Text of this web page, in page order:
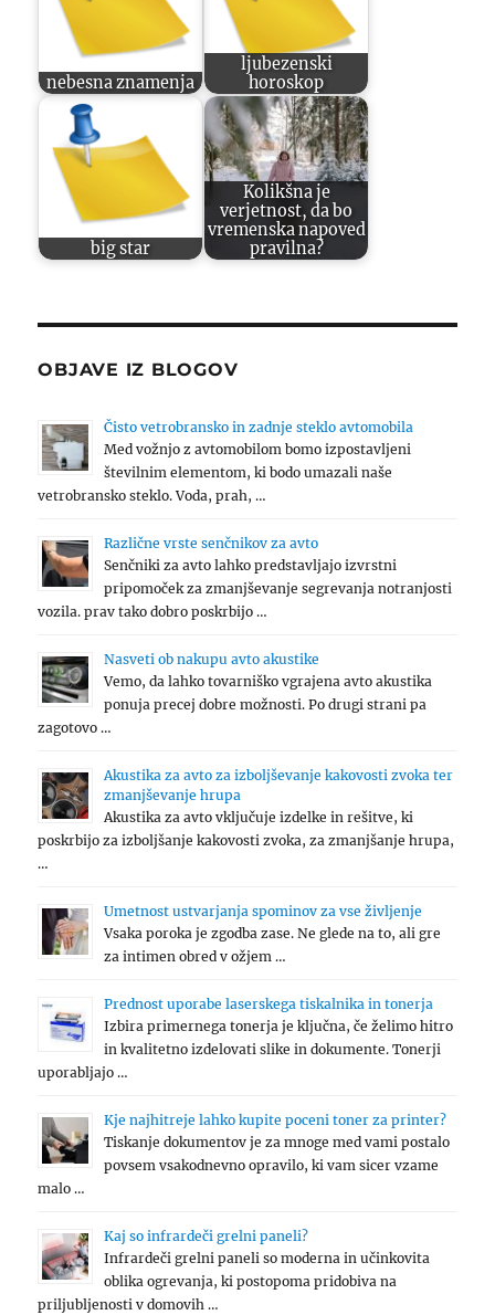
nebesna znamenja
ljubezenski
horoskop
big star
Kolikšna je
verjetnost, da bo
vremenska napoved
pravilna?
OBJAVE IZ BLOGOV
Čisto vetrobransko in zadnje steklo avtomobila
Med vožnjo z avtomobilom bomo izpostavljeni
številnim elementom, ki bodo umazali naše
vetrobransko steklo. Voda, prah, …
Različne vrste senčnikov za avto
Senčniki za avto lahko predstavljajo izvrstni
pripomoček za zmanjševanje segrevanja notranjosti
vozila. prav tako dobro poskrbijo …
Nasveti ob nakupu avto akustike
Vemo, da lahko tovarniško vgrajena avto akustika
ponuja precej dobre možnosti. Po drugi strani pa
zagotovo …
Akustika za avto za izboljševanje kakovosti zvoka ter
zmanjševanje hrupa
Akustika za avto vključuje izdelke in rešitve, ki
poskrbijo za izboljšanje kakovosti zvoka, za zmanjšanje hrupa,
…
Umetnost ustvarjanja spominov za vse življenje
Vsaka poroka je zgodba zase. Ne glede na to, ali gre
za intimen obred v ožjem …
Prednost uporabe laserskega tiskalnika in tonerja
Izbira primernega tonerja je ključna, če želimo hitro
in kvalitetno izdelovati slike in dokumente. Tonerji
uporabljajo …
Kje najhitreje lahko kupite poceni toner za printer?
Tiskanje dokumentov je za mnoge med vami postalo
povsem vsakodnevno opravilo, ki vam sicer vzame
malo …
Kaj so infrardeči grelni paneli?
Infrardeči grelni paneli so moderna in učinkovita
oblika ogrevanja, ki postopoma pridobiva na
priljubljenosti v domovih …